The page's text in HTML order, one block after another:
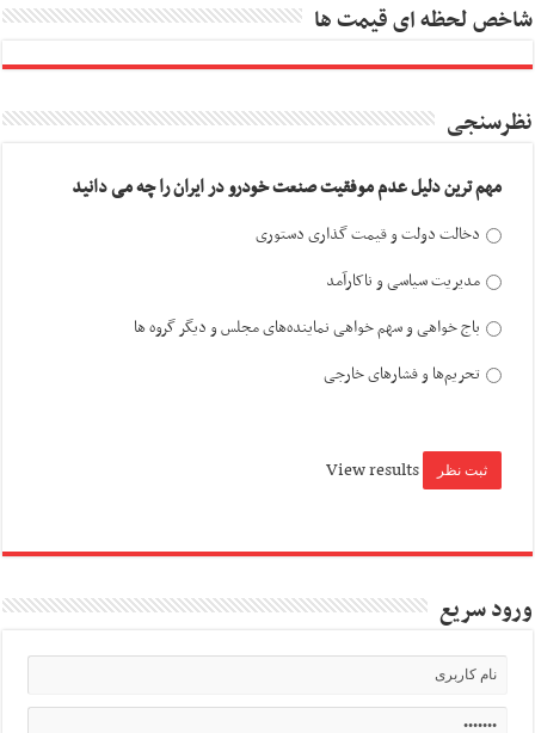
شاخص لحظه ای قیمت ها
نظرسنجی
مهم ترین دلیل عدم موفقیت صنعت خودرو در ایران را چه می دانید
دخالت دولت و قیمت گذاری دستوری
مدیریت سیاسی و ناکارآمد
باج خواهی و سهم خواهی نماینده‌های مجلس و دیگر گروه ها
تحریم‌ها و فشارهای خارجی
View results
ورود سریع